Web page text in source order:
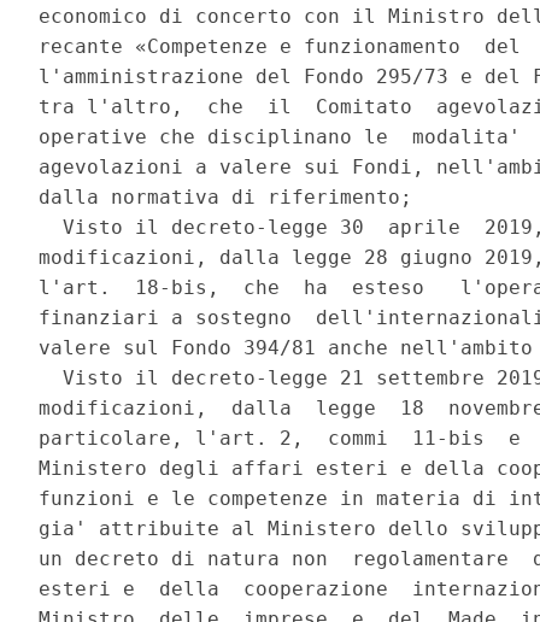
economico di concerto con il Ministro
recante «Competenze e funzionamento
l'amministrazione del Fondo 295/73 e del
tra l'altro,  che  il  Comitato
operative che disciplinano le  modalita'
agevolazioni a valere sui Fondi,
dalla normativa di riferimento;
Visto il decreto-legge 30  aprile
modificazioni, dalla legge 28 giugno
l'art.  18-bis,  che  ha  esteso
finanziari a sostegno
valere sul Fondo 394/81 anche
Visto il decreto-legge 21 settembre
modificazioni,  dalla  legge  18
particolare, l'art. 2,  commi  11-bis  e
Ministero degli affari esteri e della
funzioni e le competenze in materia di
gia' attribuite al Ministero dello sviluppo
un decreto di natura non
esteri e  della  cooperazione